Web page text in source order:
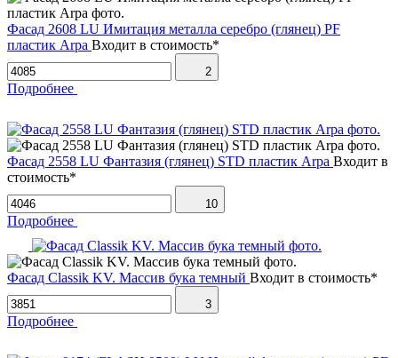
Фасад 2608 LU Имитация металла серебро (глянец) PF
пластик Arpa Входит в стоимость*
2
Подробнее
Фасад 2558 LU Фантазия (глянец) STD пластик Arpa Входит в
стоимость*
10
Подробнее
Фасад Classik KV. Массив бука темный Входит в стоимость*
3
Подробнее